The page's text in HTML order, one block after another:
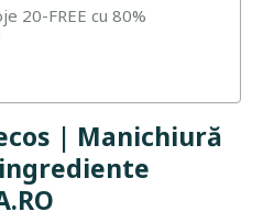
20-FREE cu 80%
| Manichiură